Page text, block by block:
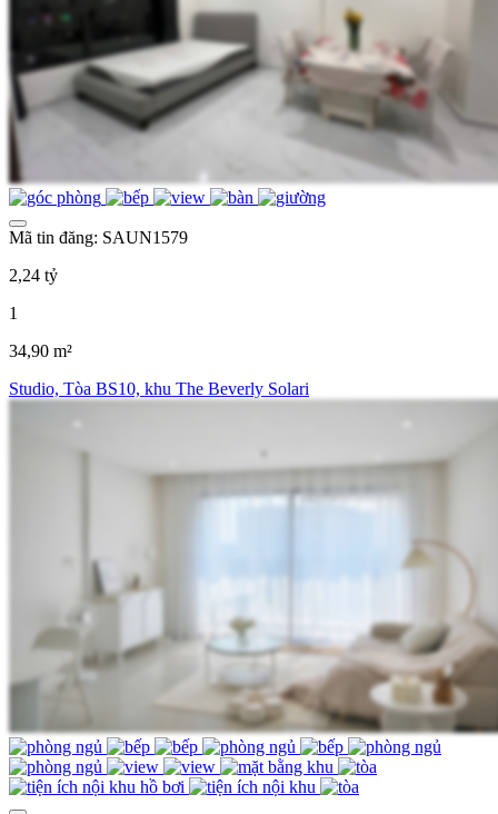
Mã tin đăng: SAUN1579
2,24 tỷ
1
34,90 m²
Studio, Tòa BS10, khu The Beverly Solari